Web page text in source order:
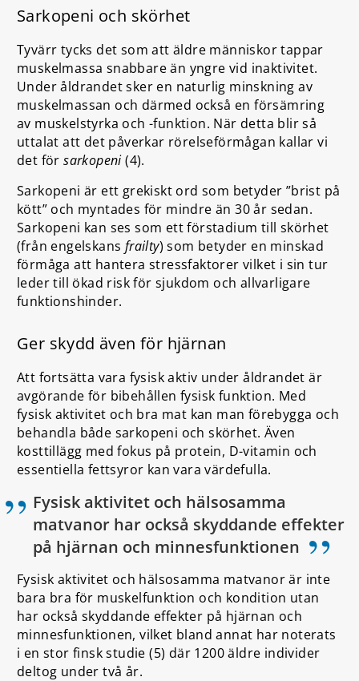
Sarkopeni och skörhet
Tyvärr tycks det som att äldre människor tappar
muskelmassa snabbare än yngre vid inaktivitet.
Under åldrandet sker en naturlig minskning av
muskelmassan och därmed också en försämring
av muskelstyrka och -funktion. När detta blir så
uttalat att det påverkar rörelseförmågan kallar vi
det försarkopeni(4).
Sarkopeni är ett grekiskt ord som betyder ”brist på
kött” och myntades för mindre än 30 år sedan.
Sarkopeni kan ses som ett förstadium till skörhet
(från engelskans frailty) som betyder en minskad
förmåga att hantera stressfaktorer vilket i sin tur
leder till ökad risk för sjukdom och allvarligare
funktionshinder.
Ger skydd även för hjärnan
Att fortsätta vara fysisk aktiv under åldrandet är
avgörande för bibehållen fysisk funktion. Med
fysisk aktivitet och bra mat kan man förebygga och
behandla både sarkopeni och skörhet. Även
kosttillägg med fokus på protein, D-vitamin och
essentiella fettsyror kan vara värdefulla.
Fysisk aktivitet och hälsosamma
matvanor har också skyddande effekter
på hjärnan och minnesfunktionen ”
Fysisk aktivitet och hälsosamma matvanor är inte
bara bra för muskelfunktion och kondition utan
har också skyddande effekter på hjärnan och
minnesfunktionen, vilket bland annat har noterats
i en stor finsk studie (5) där 1200 äldre individer
deltog under två år.